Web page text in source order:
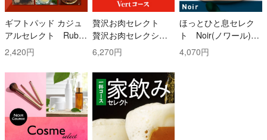
ギフトパッド カジュ
アルセレクト Ruby
(ルビー)コース
2,420円
贅沢お肉セレクト
贅沢お肉セレクショ
ン 5000円コース
6,270円
ほっとひと息セレク
ト Noir(ノワール)コ
ース
4,070円